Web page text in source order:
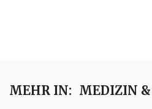
MEHR IN: MEDIZIN &